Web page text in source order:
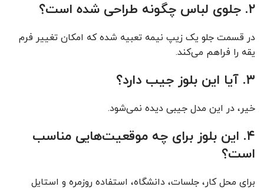
۲. جلوی لباس چگونه طراحی شده است؟
در قسمت جلو یک زیپ نیمه تعبیه شده که امکان تغییر فرم
یقه را فراهم می‌کند.
۳. آیا این بلوز جیب دارد؟
خیر، در این مدل جیبی دیده نمی‌شود.
۴. این بلوز برای چه موقعیت‌هایی مناسب
است؟
برای محل کار، جلسات، دانشگاه، استفاده روزمره و استایل